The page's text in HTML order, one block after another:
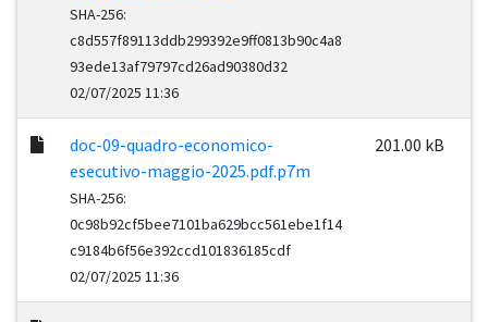
SHA-256:
c8d557f89113ddb299392e9ff0813b90c4a8
93ede13af79797cd26ad90380d32
02/07/2025 11:36
doc-09-quadro-economico-
esecutivo-maggio-2025.pdf.p7m
SHA-256:
0c98b92cf5bee7101ba629bcc561ebe1f14
c9184b6f56e392ccd101836185cdf
02/07/2025 11:36
201.00 kB